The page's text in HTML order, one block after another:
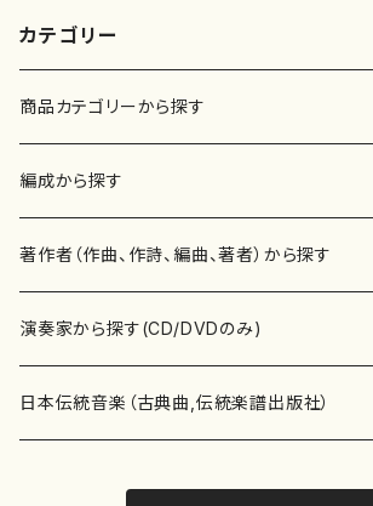
カテゴリー
商品カテゴリーから探す
楽譜
書籍
書籍
テキストブック
CD・DVD
チケット
編成から探す
邦楽器
箏・琴（ソロ）
箏・琴（合奏）
合唱
混声合唱
歌・声
著作者（作曲、作詩、編曲、著者）から探す
あ行
青木省三(アオキ ショウゾウ)
か行
演奏家から探す(CD/DVDのみ)
邦楽（箏、三味線、尺八等）演奏家
日本伝統音楽（古典曲,伝統楽譜出版社）